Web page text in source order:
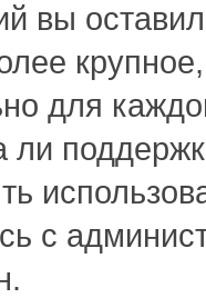
вы
для
ли
с